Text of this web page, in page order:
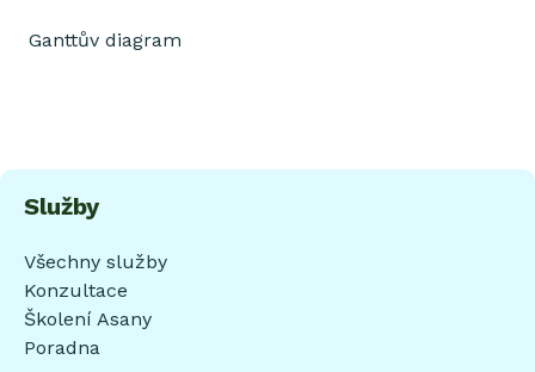
Ganttův diagram
Služby
Všechny služby
Konzultace
Školení Asany
Poradna